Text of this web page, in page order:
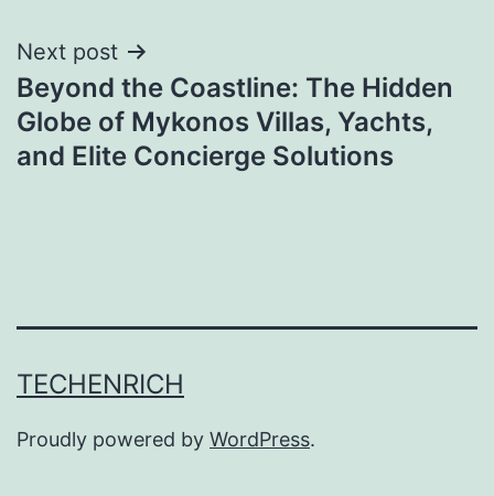
Next post
Beyond the Coastline: The Hidden
Globe of Mykonos Villas, Yachts,
and Elite Concierge Solutions
TECHENRICH
Proudly powered by WordPress.